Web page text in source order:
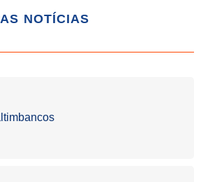
NOTÍCIAS